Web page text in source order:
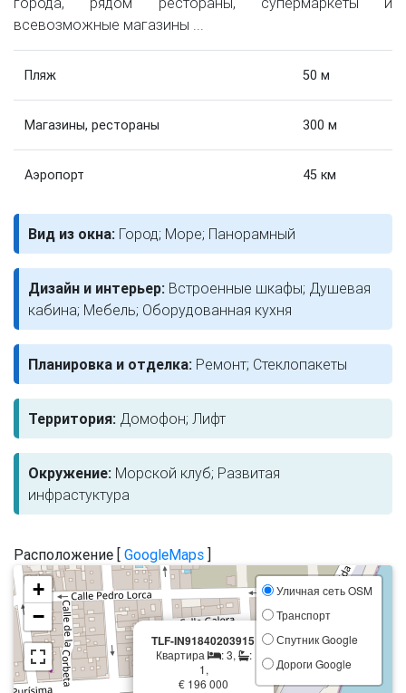
всевозможные магазины ...
Пляж 50 м
Магазины, рестораны 300 м
Аэропорт 45 км
Вид из окна: Город; Море; Панорамный
Дизайн и интерьер: Встроенные шкафы; Душевая
кабина; Мебель; Оборудованная кухня
Планировка и отделка: Ремонт; Стеклопакеты
Территория: Домофон; Лифт
Окружение: Морской клуб; Развитая
инфрастуктура
Расположение [ GoogleMaps ]
TLF-IN91840203915
Квартира : 3,
:
1,
€ 196 000
×
+
−
Уличная сеть OSM
Транспорт
Спутник Google
Дороги Google